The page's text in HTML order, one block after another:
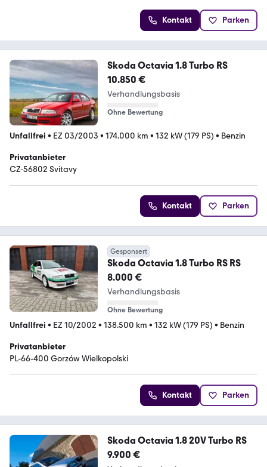
Kontakt Parken
Skoda Octavia 1.8 Turbo RS
10.850 €
Verhandlungsbasis
Ohne Bewertung
Unfallfrei • EZ 03/2003 • 174.000 km • 132 kW (179 PS) • Benzin
Privatanbieter
CZ-56802 Svitavy
Kontakt Parken
Gesponsert
Skoda Octavia 1.8 Turbo RS RS
8.000 €
Verhandlungsbasis
Ohne Bewertung
Unfallfrei • EZ 10/2002 • 138.500 km • 132 kW (179 PS) • Benzin
Privatanbieter
PL-66-400 Gorzów Wielkopolski
Kontakt Parken
Skoda Octavia 1.8 20V Turbo RS
9.900 €